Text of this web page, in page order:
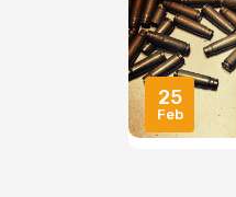
25
Feb